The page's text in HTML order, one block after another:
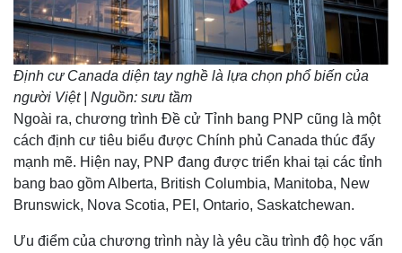
Định cư Canada diện tay nghề là lựa chọn phổ biến của
người Việt | Nguồn: sưu tầm
Ngoài ra, chương trình Đề cử Tỉnh bang PNP cũng là một
cách định cư tiêu biểu được Chính phủ Canada thúc đẩy
mạnh mẽ. Hiện nay, PNP đang được triển khai tại các tỉnh
bang bao gồm Alberta, British Columbia, Manitoba, New
Brunswick, Nova Scotia, PEI, Ontario, Saskatchewan.
Ưu điểm của chương trình này là yêu cầu trình độ học vấn